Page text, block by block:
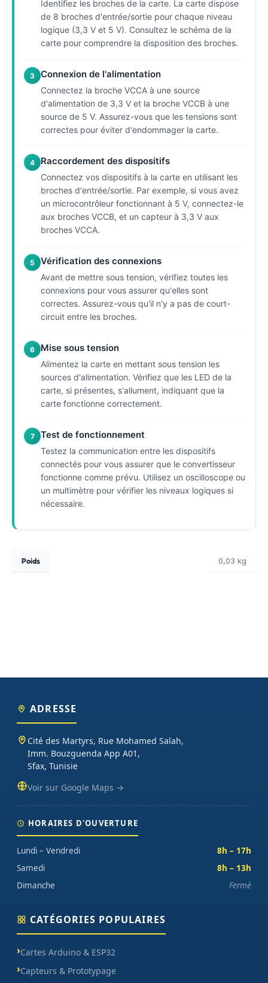
Identifiez les broches de la carte. La carte dispose
de 8 broches d'entrée/sortie pour chaque niveau
logique (3,3 V et 5 V). Consultez le schéma de la
carte pour comprendre la disposition des broches.
3 Connexion de l'alimentation
Connectez la broche VCCA à une source
d'alimentation de 3,3 V et la broche VCCB à une
source de 5 V. Assurez-vous que les tensions sont
correctes pour éviter d'endommager la carte.
4 Raccordement des dispositifs
Connectez vos dispositifs à la carte en utilisant les
broches d'entrée/sortie. Par exemple, si vous avez
un microcontrôleur fonctionnant à 5 V, connectez-le
aux broches VCCB, et un capteur à 3,3 V aux
broches VCCA.
5 Vérification des connexions
Avant de mettre sous tension, vérifiez toutes les
connexions pour vous assurer qu'elles sont
correctes. Assurez-vous qu'il n'y a pas de court-
circuit entre les broches.
6 Mise sous tension
Alimentez la carte en mettant sous tension les
sources d'alimentation. Vérifiez que les LED de la
carte, si présentes, s'allument, indiquant que la
carte fonctionne correctement.
7 Test de fonctionnement
Testez la communication entre les dispositifs
connectés pour vous assurer que le convertisseur
fonctionne comme prévu. Utilisez un oscilloscope ou
un multimètre pour vérifier les niveaux logiques si
nécessaire.
Poids 0,03 kg
ADRESSE
Cité des Martyrs, Rue Mohamed Salah,
Imm. Bouzguenda App A01,
Sfax, Tunisie
Voir sur Google Maps →
HORAIRES D'OUVERTURE
Lundi – Vendredi
8h – 17h
Samedi
8h – 13h
Dimanche
Fermé
CATÉGORIES POPULAIRES
Cartes Arduino & ESP32
Capteurs & Prototypage